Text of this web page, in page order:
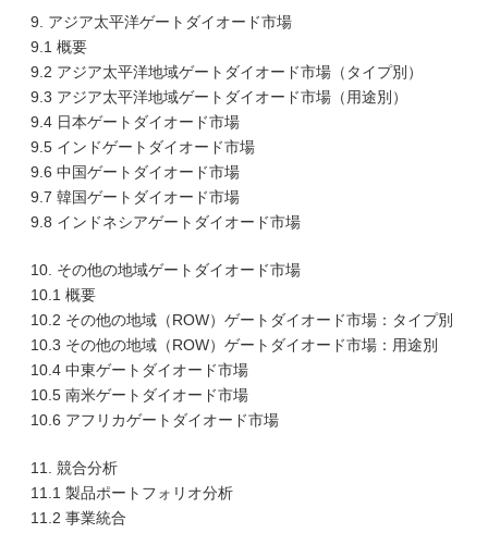
9. アジア太平洋ゲートダイオード市場
9.1 概要
9.2 アジア太平洋地域ゲートダイオード市場（タイプ別）
9.3 アジア太平洋地域ゲートダイオード市場（用途別）
9.4 日本ゲートダイオード市場
9.5 インドゲートダイオード市場
9.6 中国ゲートダイオード市場
9.7 韓国ゲートダイオード市場
9.8 インドネシアゲートダイオード市場
10. その他の地域ゲートダイオード市場
10.1 概要
10.2 その他の地域（ROW）ゲートダイオード市場：タイプ別
10.3 その他の地域（ROW）ゲートダイオード市場：用途別
10.4 中東ゲートダイオード市場
10.5 南米ゲートダイオード市場
10.6 アフリカゲートダイオード市場
11. 競合分析
11.1 製品ポートフォリオ分析
11.2 事業統合